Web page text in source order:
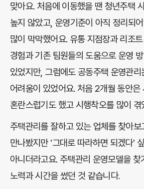
맞아요. 처음에 이동했을 땐 청년주택
높지 않았고, 운영기준이 아직 정리되
많이 막막했어요. 유통 지점장과 리조
경험과 기존 팀원들의 도움으로 운영
있었지만, 그럼에도 공동주택 운영관
어려움이 있었어요. 처음 2개월 동안은
혼란스럽기도 했고 시행착오를 많이 겪
주택관리를 잘하고 있는 업체를 찾아
만나봤지만 '그대로 따라하면 되겠다'
아니더라고요. 주택관리 운영모델을
노력과 시간을 썼던 것 같습니다.